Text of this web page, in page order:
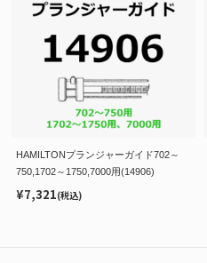
HAMILTONプランジャーガイド702～
750,1702～1750,7000用(14906)
¥7,321(税込)